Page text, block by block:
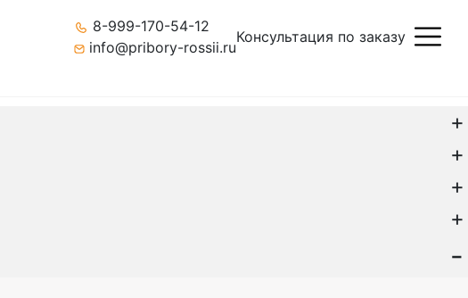
8-999-170-54-12
info@pribory-rossii.ru
Консультация по заказу